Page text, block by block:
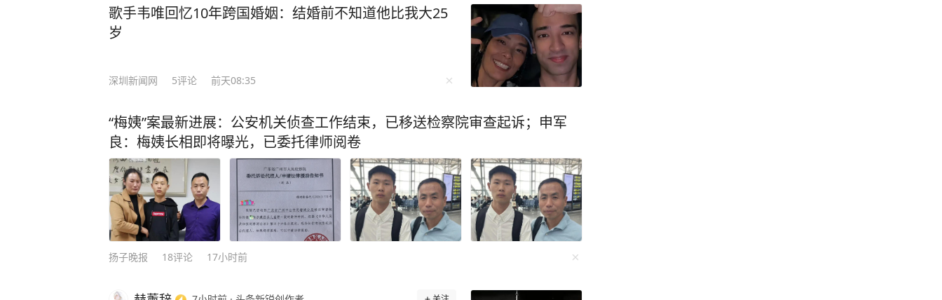
歌手韦唯回忆10年跨国婚姻：结婚前不知道他比我大25
岁
深圳新闻网 5评论 前天08:35
“梅姨”案最新进展：公安机关侦查工作结束，已移送检察院审查起诉；申军
良：梅姨长相即将曝光，已委托律师阅卷
扬子晚报 18评论 17小时前